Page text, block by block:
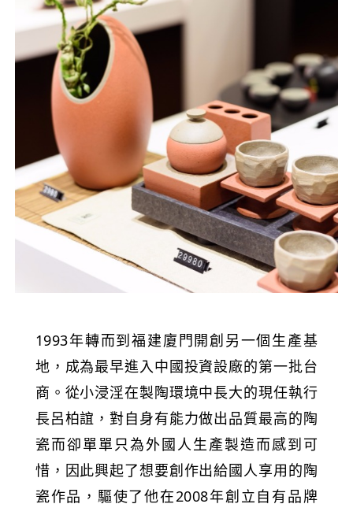
1993年轉而到福建廈門開創另一個生產基
地，成為最早進入中國投資設廠的第一批台
商。從小浸淫在製陶環境中長大的現任執行
長呂柏誼，對自身有能力做出品質最高的陶
瓷而卻單單只為外國人生產製造而感到可
惜，因此興起了想要創作出給國人享用的陶
瓷作品，驅使了他在2008年創立自有品牌